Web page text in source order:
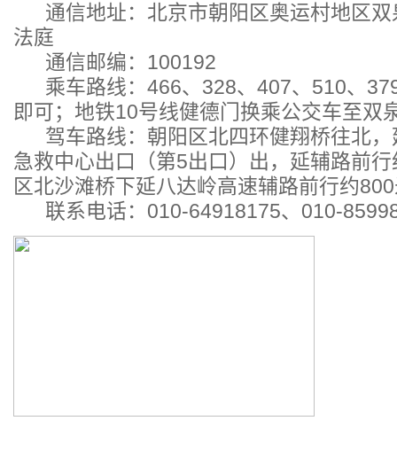
通信地址：北京市朝阳区奥运村地区双
法庭
通信邮编：100192
乘车路线：466、328、407、510、
即可；地铁10号线健德门换乘公交车至双
驾车路线：朝阳区北四环健翔桥往北，
急救中心出口（第5出口）出，延辅路前
区北沙滩桥下延八达岭高速辅路前行约
联系电话：010-64918175、010-